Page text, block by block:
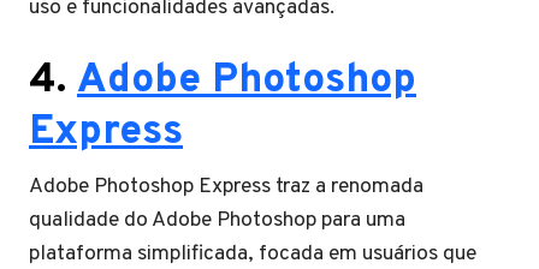
uso e funcionalidades avançadas.
4. Adobe Photoshop
Express
Adobe Photoshop Express traz a renomada
qualidade do Adobe Photoshop para uma
plataforma simplificada, focada em usuários que